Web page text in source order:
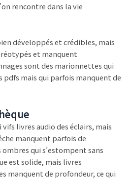
rencontre dans la vie
développés et crédibles, mais
et manquent
sont des marionnettes qui
pdfs mais qui parfois manquent de
vifs livres audio des éclairs, mais
manquent parfois de
qui s’estompent sans
est solide, mais livres
manquent de profondeur, ce qui